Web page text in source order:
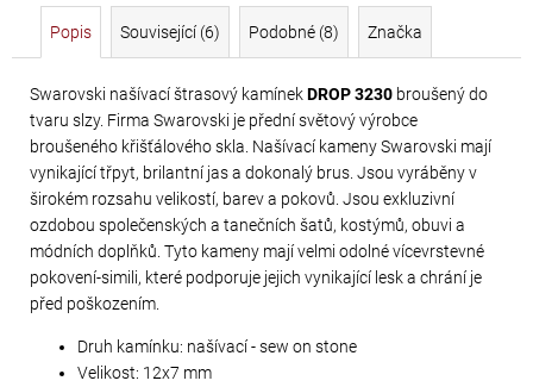
Popis Související (6) Podobné (8) Značka
Swarovski našívací štrasový kamínekDROP 3230 broušený do
tvaru slzy. Firma Swarovski je přední světový výrobce
broušeného křišťálového skla. Našívací kameny Swarovski mají
vynikající třpyt, brilantní jas a dokonalý brus. Jsou vyráběny v
širokém rozsahu velikostí, barev a pokovů. Jsou exkluzivní
ozdobou společenských a tanečních šatů, kostýmů, obuvi a
módních doplňků. Tyto kameny mají velmi odolné vícevrstevné
pokovení-simili, které podporuje jejich vynikající lesk a chrání je
před poškozením.
Druh kamínku: našívací - sew on stone
Velikost: 12x7 mm
CRYSTAL
69
Kč